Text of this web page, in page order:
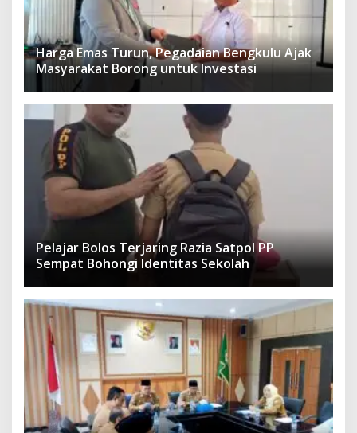
Harga Emas Turun, Pegadaian Bengkulu Ajak
Masyarakat Borong untuk Investasi
Pelajar Bolos Terjaring Razia Satpol PP
Sempat Bohongi Identitas Sekolah